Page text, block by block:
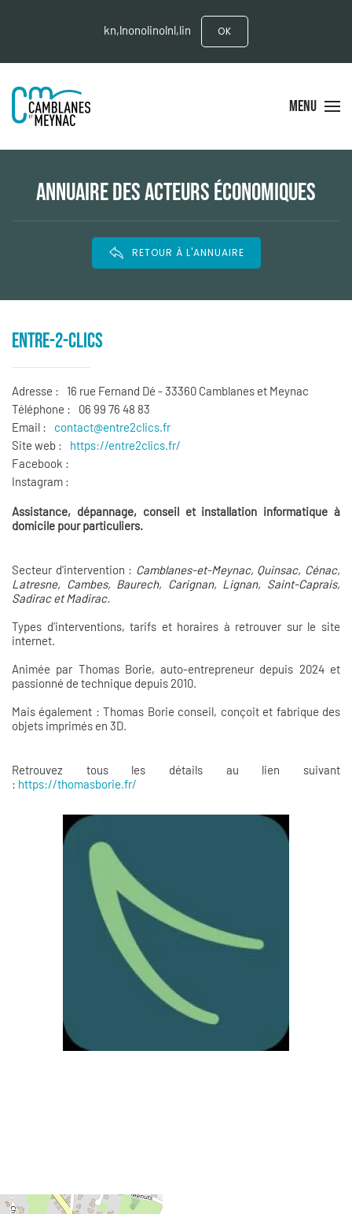
kn,lnonolinolnl,lin OK
MENU
ANNUAIRE DES ACTEURS ÉCONOMIQUES
RETOUR À L'ANNUAIRE
ENTRE-2-CLICS
Adresse :
16 rue Fernand Dé - 33360 Camblanes et Meynac
Téléphone :
06 99 76 48 83
Email :
contact@entre2clics.fr
Site web :
https://entre2clics.fr/
Facebook :
Instagram :
Assistance, dépannage, conseil et installation informatique à
domicile pour particuliers.
Secteur d'intervention : Camblanes-et-Meynac, Quinsac, Cénac,
Latresne, Cambes, Baurech, Carignan, Lignan, Saint-Caprais,
Sadirac et Madirac.
Types d'interventions, tarifs et horaires à retrouver sur le site
internet.
Animée par Thomas Borie, auto-entrepreneur depuis 2024 et
passionné de technique depuis 2010.
Mais également : Thomas Borie conseil, conçoit et fabrique des
objets imprimés en 3D.
Retrouvez tous les détails au lien suivant
: https://thomasborie.fr/